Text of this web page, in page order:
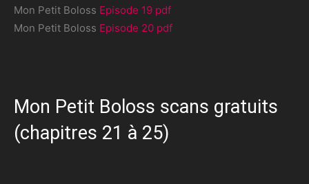
Mon Petit Boloss Episode 19 pdf
Mon Petit Boloss Episode 20 pdf
Mon Petit Boloss scans gratuits
(chapitres 21 à 25)